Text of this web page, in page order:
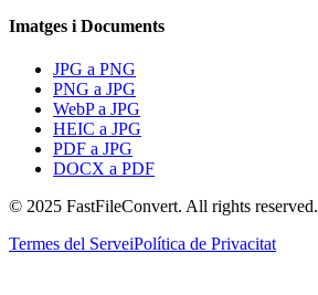
Imatges i Documents
JPG a PNG
PNG a JPG
WebP a JPG
HEIC a JPG
PDF a JPG
DOCX a PDF
© 2025 FastFileConvert. All rights reserved.
Termes del ServeiPolítica de Privacitat